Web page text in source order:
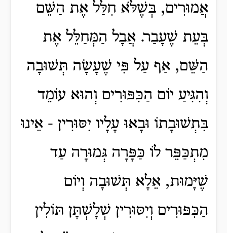
אֲמוּרִים, בְּשֶׁלֹּא חִלַּל אֶת הַשֵּׁם
בְּעֵת שֶׁעָבַר. אֲבָל הַמְּחַלֵּל אֶת
הַשֵּׁם, אַף עַל פִּי שֶׁעָשָׂה תְּשׁוּבָה
וְהִגִּיעַ יוֹם הַכִּפּוּרִים וְהוּא עוֹמֵד
בִּתְשׁוּבָתוֹ וּבָאוּ עָלָיו יִסּוּרִין - אֵינוּ
מִתְכַּפֵּר לוֹ כַּפָּרָה גְּמוּרָה עַד
שֶׁיָּמוּת, אֵלָא תְּשׁוּבָה וְיוֹם
הַכִּפּוּרִים וְיִסּוּרִין שְׁלָשְׁתָּן תּוֹלִין